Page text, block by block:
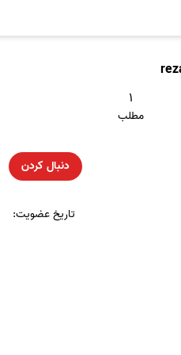
۱
مطلب
دنبال کردن
تاریخ عضویت: